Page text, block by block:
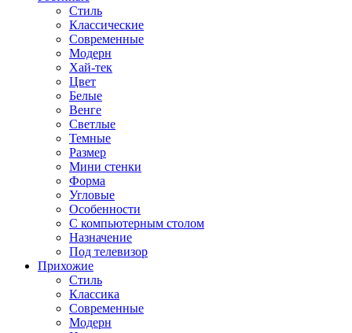
Стиль
Классические
Современные
Модерн
Хай-тек
Цвет
Белые
Венге
Светлые
Темные
Размер
Мини стенки
Форма
Угловые
Особенности
С компьютерным столом
Назначение
Под телевизор
Прихожие
Стиль
Классика
Современные
Модерн